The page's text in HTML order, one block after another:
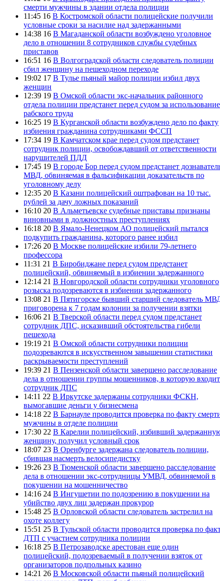
смерти мужчины в здании отдела полиции
11:45 16 В Костромской области полицейские получили
условные сроки за насилие над задержанными
14:38 16 В Магаданской области возбуждено уголовное
дело в отношении 8 сотрудников службы судебных
приставов
16:51 16 В Волгоградской области следователь полиции
сбил женщину на пешеходном переходе
19:02 17 В Тулье пьяный майор полиции избил двух
женщин
12:39 19 В Омской области экс-начальник районного
отдела полиции предстанет перед судом за использование
рабского труда
16:25 19 В Курганской области возбуждено дело по факту
избиения гражданина сотрудниками ФССП
17:34 19 В Камчатском крае перед судом предстанет
сотрудник полиции, освобождавший от ответственности
нарушителей ПДД
17:45 19 В городе Бор перед судом предстанет
МВД, обвиняемая в фальсификации доказательств по
уголовному делу
12:35 20 В Казани полицейский оштрафован на 10 тыс.
рублей за дачу ложных показаний
16:10 20 В Альметьевске судебные приставы признаны
виновными в должностных преступлениях
16:18 20 В Ямало-Ненецком АО полицейский пытался
подкупить гражданина, которого ранее избил
17:26 20 В Москве полицейские избили 79-летнего
профессора
11:31 21 В Биробиджане перед судом предстанет
полицейский, обвиняемый в избиении задержанного
12:14 21 В Новгородской области сотрудники уголовного
розыска подозреваются в избиении задержанного
13:08 21 В Пятигорске бывший старший следователь
приговорена к 7 годам колонии за получении взятки
16:06 21 В Тверской области перед судом предстанет
сотрудник ДПС, исказивший обстоятельства гибели
пешехода
19:19 21 В Омской области сотрудники полиции
подозреваются в искусственном завышении статистики
раскрываемости преступлений
19:39 21 В Пензенской области завершено расследование
дела в отношении группы мошенников, в которую входит
сотрудник ДПС
14:11 22 В Иркутске задержаны сотрудники ФСКН,
вымогавшие деньги у бизнесмена
14:18 22 В Барнауле проводится проверка по факту
мужчины в отделе полиции
17:30 22 В Карелии полицейский, избивший
женщину, получил условный срок
18:07 23 В Оренбурге задержана следователь полиции,
сбившая насмерть велосипедистку
19:26 23 В Тюменской области завершено расследование
дела в отношении экс-сотрудницы УМВД, обвиняемой в
покушении на мошенничество
14:16 24 В Ингушетии по подозрению в покушении на
убийство двух лиц задержан прокурор
15:48 25 В Орловской области следователь застрелил на
охоте коллегу
15:51 25 В Тульской области проводится проверка по
ДТП с участием сотрудника полиции
16:18 25 В Петрозаводске арестован еще один
полицейский, подозреваемый в получении взяток от
организаторов подпольных казино
14:21 26 В Московской области пьяный полицейский